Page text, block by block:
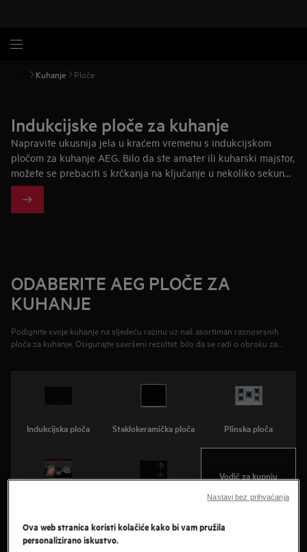
Kuhanje Ploče
Indukcijske ploče za kuhanje
Napravite ukusnija jela u kraćem vremenu s indukcijskom
pločom za kuhanje AEG. Bilo da ste amater ili kuharski majstor,
možete se prebaciti s krčkanja na ključanje u nekoliko sekundi.
Naše indukcijske ploče lako se čiste i održavaju.
ODABERITE AEG PLOČE ZA
KUHANJE
Podignite svoje kuhanje na sljedeću razinu uz naš asortiman raznovrsnih
ploča za kuhanje. Osigurajte savršeni rezultat, bilo da se radi o obroku za
Indukcijska ploča Staklokeramička ploča Plinska ploča
Vodič za kupnju
Ova web stranica koristi kolačiće kako bi vam pružila
personalizirano iskustvo.
Nastavi bez prihvaćanja